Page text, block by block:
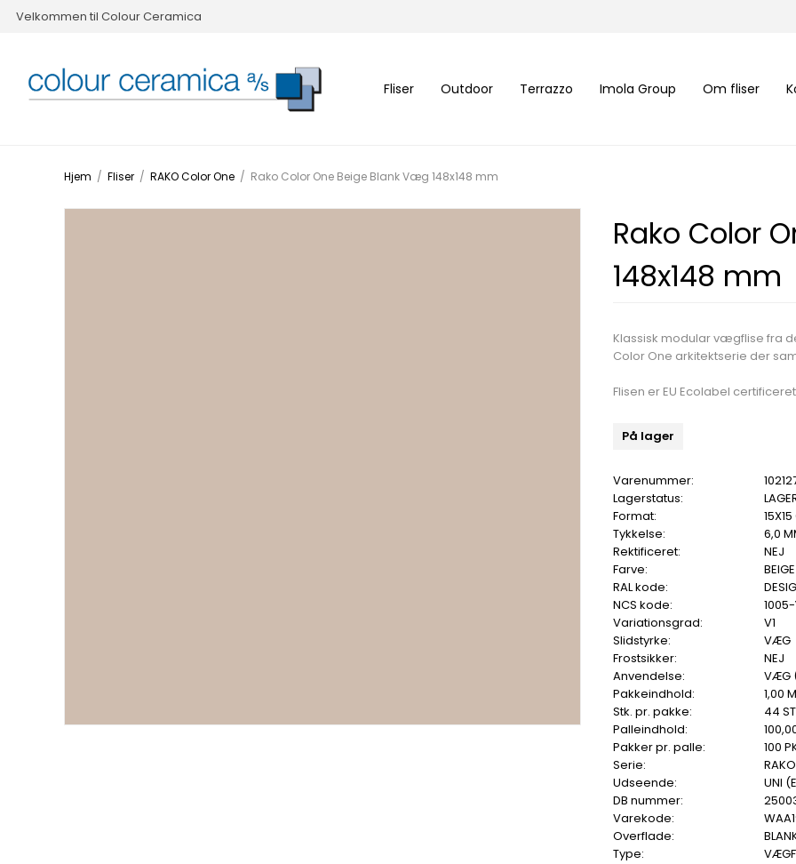
Velkommen til Colour Ceramica
Fliser Outdoor Terrazzo Imola Group Om fliser
Hjem / Fliser / RAKO Color One / Rako Color One Beige Blank Væg 148x148 mm
Rako Color
148x148 mm
Klassisk modular vægflise fra
Color One arkitektserie der
Flisen er EU Ecolabel
På lager
Varenummer:
Lagerstatus:
Format:
Tykkelse:
6,0
Rektificeret:
NEJ
Farve:
BEIGE
RAL kode:
NCS kode:
Variationsgrad:
V1
Slidstyrke:
VÆG
Frostsikker:
NEJ
Anvendelse:
VÆG
Pakkeindhold:
1,00
Stk. pr. pakke:
44
Palleindhold:
Pakker pr. palle:
100
Serie:
Udseende:
UNI
DB nummer:
Varekode:
Overflade:
Type: